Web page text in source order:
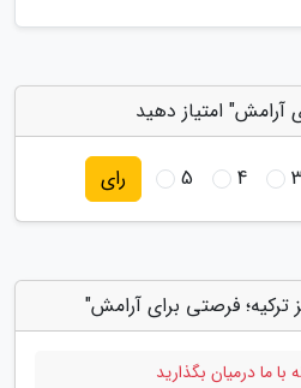
آرامش" امتیاز دهید
3
4
5 رای
ترکیه؛ فرصتی برای آرامش"
با ما درمیان بگذارید